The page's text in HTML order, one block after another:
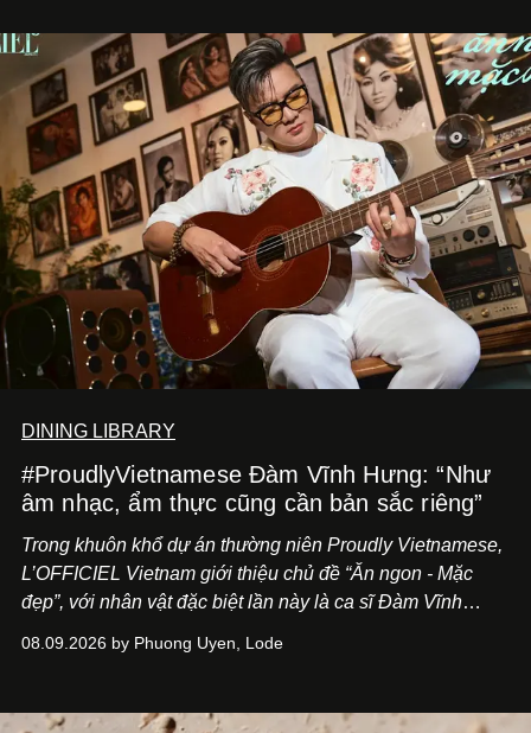
DINING LIBRARY
#ProudlyVietnamese Đàm Vĩnh Hưng: “Như
âm nhạc, ẩm thực cũng cần bản sắc riêng”
Trong khuôn khổ dự án thường niên Proudly Vietnamese,
L’OFFICIEL Vietnam giới thiệu chủ đề “Ăn ngon - Mặc
đẹp”, với nhân vật đặc biệt lần này là ca sĩ Đàm Vĩnh
Cà Phê Cà Pháo mang dấu ấn Indochine hoài niệm, thu
08.09.2026 by Phuong Uyen, Lode